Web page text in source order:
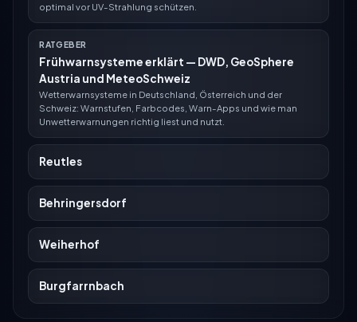
optimal vor UV-Strahlung schützen.
RATGEBER
Frühwarnsysteme erklärt — DWD, GeoSphere
Austria und MeteoSchweiz
Wetterwarnsysteme in Deutschland, Österreich und der
Schweiz: Warnstufen, Farbcodes, Warn-Apps und wie man
Unwetterwarnungen richtig liest und nutzt.
Reutles
Behringersdorf
Weiherhof
Burgfarrnbach